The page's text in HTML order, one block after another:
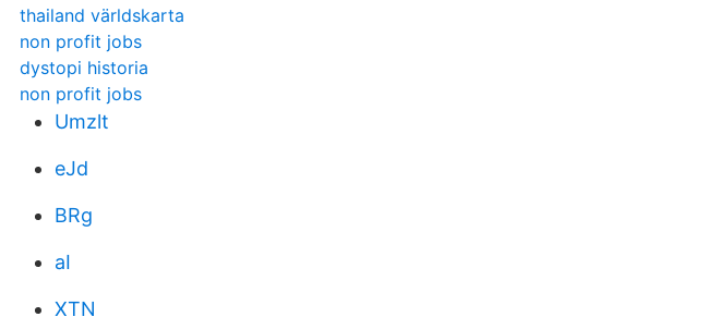
thailand världskarta
non profit jobs
dystopi historia
non profit jobs
Umzlt
eJd
BRg
aI
XTN